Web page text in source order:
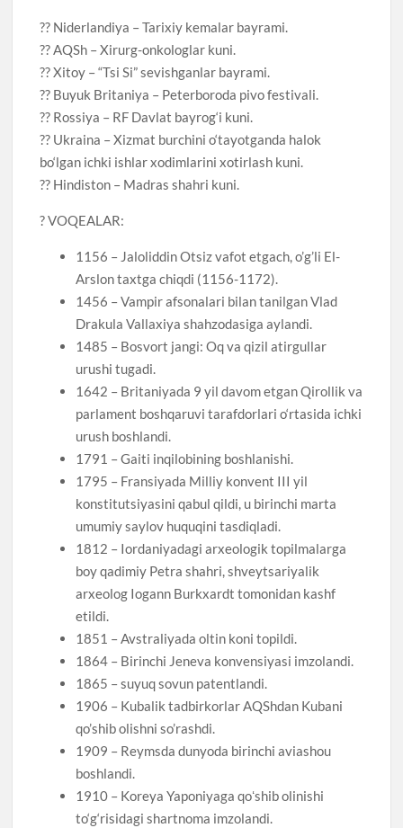
?? Niderlandiya – Tarixiy kemalar bayrami.
?? AQSh – Xirurg-onkologlar kuni.
?? Xitoy – “Tsi Si” sevishganlar bayrami.
?? Buyuk Britaniya – Peterboroda pivo festivali.
?? Rossiya – RF Davlat bayrog‘i kuni.
?? Ukraina – Xizmat burchini o‘tayotganda halok
bo‘lgan ichki ishlar xodimlarini xotirlash kuni.
?? Hindiston – Madras shahri kuni.
? VOQEALAR:
1156 – Jaloliddin Otsiz vafot etgach, o’g’li El-
Arslon taxtga chiqdi (1156-1172).
1456 – Vampir afsonalari bilan tanilgan Vlad
Drakula Vallaxiya shahzodasiga aylandi.
1485 – Bosvort jangi: Oq va qizil atirgullar
urushi tugadi.
1642 – Britaniyada 9 yil davom etgan Qirollik va
parlament boshqaruvi tarafdorlari o‘rtasida ichki
urush boshlandi.
1791 – Gaiti inqilobining boshlanishi.
1795 – Fransiyada Milliy konvent III yil
konstitutsiyasini qabul qildi, u birinchi marta
umumiy saylov huquqini tasdiqladi.
1812 – Iordaniyadagi arxeologik topilmalarga
boy qadimiy Petra shahri, shveytsariyalik
arxeolog Iogann Burkxardt tomonidan kashf
etildi.
1851 – Avstraliyada oltin koni topildi.
1864 – Birinchi Jeneva konvensiyasi imzolandi.
1865 – suyuq sovun patentlandi.
1906 – Kubalik tadbirkorlar AQShdan Kubani
qo’shib olishni so’rashdi.
1909 – Reymsda dunyoda birinchi aviashou
boshlandi.
1910 – Koreya Yaponiyaga qoʻshib olinishi
to‘g‘risidagi shartnoma imzolandi.